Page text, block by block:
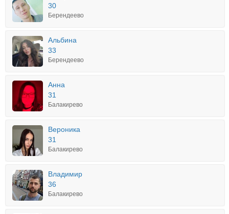
30
Берендеево
Альбина
33
Берендеево
Анна
31
Балакирево
Вероника
31
Балакирево
Владимир
36
Балакирево